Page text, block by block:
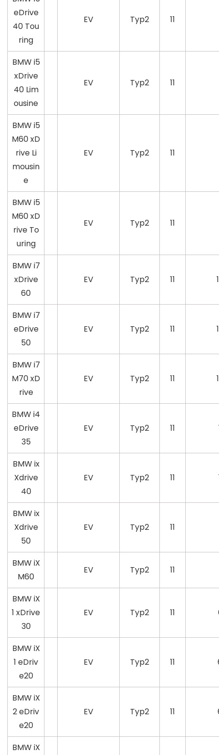
eDrive
40 Tou
ring
EV Typ2 11
BMW i5
xDrive
40 Lim
ousine
EV Typ2 11
BMW i5
M60 xD
rive Li
mousin
e
EV Typ2 11
BMW i5
M60 xD
rive To
uring
EV Typ2 11
BMW i7
xDrive
60
EV Typ2 11
BMW i7
eDrive
50
EV Typ2 11
BMW i7
M70 xD
rive
EV Typ2 11
BMW i4
eDrive
35
EV Typ2 11
BMW ix
Xdrive
40
EV Typ2 11
BMW ix
Xdrive
50
EV Typ2 11
BMW iX
M60
EV Typ2 11
BMW iX
1 xDrive
30
EV Typ2 11
BMW iX
1 eDriv
e20
EV Typ2 11
BMW iX
2 eDriv
e20
EV Typ2 11
BMW iX